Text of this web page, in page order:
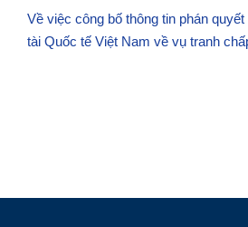
Về việc công bố thông tin phán
tài Quốc tế Việt Nam về vụ tranh